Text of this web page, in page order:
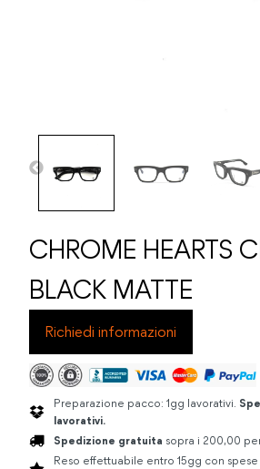
CHROME HEARTS
BLACK MATTE
Richiedi informazioni
Preparazione pacco: 1gg lavorativi.
lavorativi.
Spedizione gratuita sopra i 200,00
Reso effettuabile entro 15gg con